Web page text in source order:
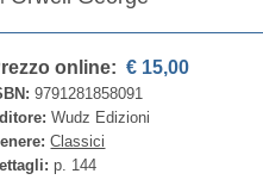
online: € 15,00
9791281858091
Wudz Edizioni
Classici
p. 144